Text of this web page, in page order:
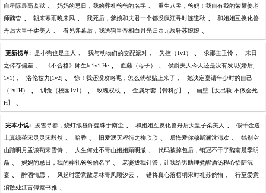
自星际最高监狱 、 妈妈的忌日，我的葬礼爸爸的名字 、 重生八零，爸妈！我自有我的荣耀姜老
师魏杳 、 朝来寒雨晚来风 、 我死后，爹娘和夫君一个都没疯江寻时连道秋 、 和姐姐互换化兽
丹后大皇子柔美人 、 看见弹幕后，我送狗皇帝和白月光归西元辰轩苏婉婉 、
更新榜单: 是小狗也是主人 、 我与动物们的交配派对 、 失控（1v1） 、 求郡主垂怜 、 末日
之倖存偏差 、 《不合格》师生h 1v1 He 、 血藤（母子） 、 侯爵夫人今天还是没有发现(婚后,
1v1) 、 洛伦兹力[1v2] 、 惊！我还没攻略呢，怎么就都贴上来了 、 她决定宴请年少时的自己
（1v1H） 、 训兔（校园1v1） 、 玫瑰权杖 、 金属牙套【骨科gl】 、 画壁【女出轨 不做会死
H】 、
完本小说: 拨雪寻春，烧灯续昼许曼珠于南尘 、 和姐姐互换化兽丹后大皇子柔美人 、 假千金遇
上真绿茶宋灵灵宋毅然 、 暗香 、 旧爱泯灭程衍之柳欣欣 、 后悔爱你穆斯澜沈清欢 、 鹤别空
山踏明月孟谦荀宋雪诗 、 人生何处不青山姐姐顾明澈 、 代码被掉包后，销冠不干了魏南晨季明
磊 、 妈妈的忌日，我的葬礼爸爸的名字 、 老婆拔我针管，让我给男助理煮醒酒汤程心怡陆沉
宴 、 醉酒情思 、 风起时爱意散尽林青风顾汐云 、 错将真心落梧桐宋时礼苏韵怡 、 行至爱意
消散处江言傅秦书雅 、